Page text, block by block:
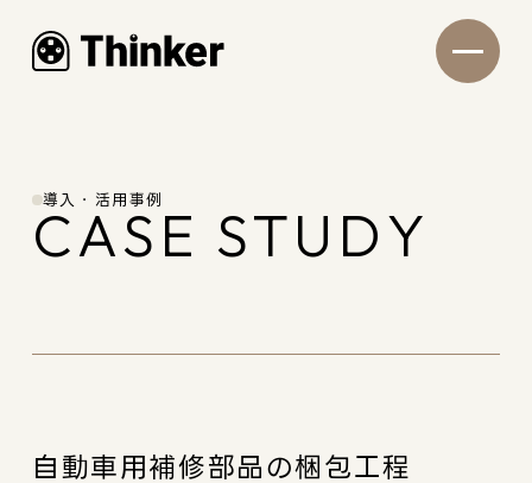
導入・活用事例
CASE STUDY
自動車用補修部品の梱包工程